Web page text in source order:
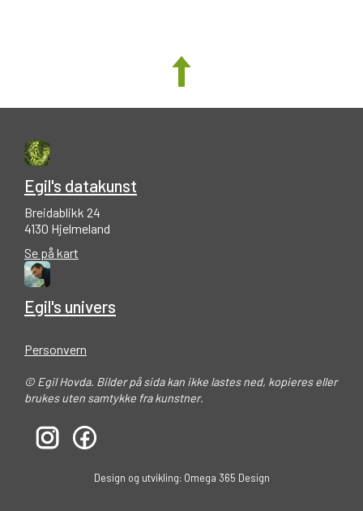
Egil's datakunst
Breidablikk 24
4130 Hjelmeland
Se på kart
Egil's univers
Personvern
© Egil Hovda. Bilder på sida kan ikke lastes ned, kopieres eller
brukes uten samtykke fra kunstner.
Design og utvikling: Omega 365 Design